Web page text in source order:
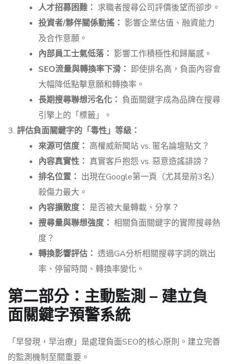
人才招募困難： 求職者搜尋公司評價後望而卻步。
投資者/夥伴關係動搖： 影響企業估值、融資能力
及合作意願。
內部員工士氣低落： 影響工作積極性和歸屬感。
SEO流量與轉換率下滑： 即使排名高，負面內容會
大幅降低點擊意願和轉換率。
長期搜尋聯想污名化： 負面關鍵字成為品牌在搜尋
引擎上的「標籤」。
評估負面關鍵字的「毒性」等級：
來源可信度： 高權威新聞站 vs. 匿名論壇貼文？
內容真實性： 真實客戶抱怨 vs. 惡意造謠誹謗？
排名位置： 出現在Google第一頁（尤其是前3名）
殺傷力最大。
內容擴散度： 是否被大量轉載、分享？
搜尋量與聯想強度： 相關負面關鍵字的實際搜尋熱
度？
轉換影響評估： 透過GA分析相關搜尋字詞的跳出
率、停留時間、轉換率變化。
第二部分：主動監測 – 建立負
面關鍵字預警系統
「早發現，早治療」是處理負面SEO的核心原則。建立完善
的監測機制至關重要。